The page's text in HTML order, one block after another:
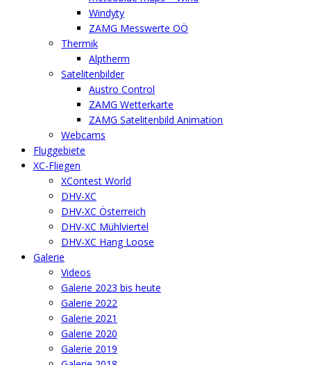
Windyty
ZAMG Messwerte OÖ
Thermik
Alptherm
Satelitenbilder
Austro Control
ZAMG Wetterkarte
ZAMG Satelitenbild Animation
Webcams
Fluggebiete
XC-Fliegen
XContest World
DHV-XC
DHV-XC Österreich
DHV-XC Mühlviertel
DHV-XC Hang Loose
Galerie
Videos
Galerie 2023 bis heute
Galerie 2022
Galerie 2021
Galerie 2020
Galerie 2019